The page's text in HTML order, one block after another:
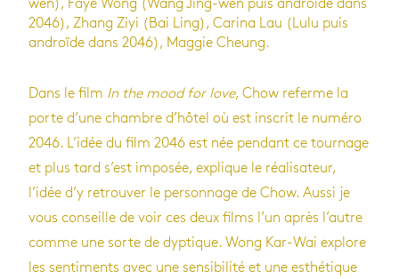
wen), Faye Wong (Wang Jing-wen puis androïde dans
2046), Zhang Ziyi (Bai Ling), Carina Lau (Lulu puis
androïde dans 2046), Maggie Cheung.
Dans le film In the mood for love, Chow referme la
porte d’une chambre d’hôtel où est inscrit le numéro
2046. L’idée du film 2046 est née pendant ce tournage
et plus tard s’est imposée, explique le réalisateur,
l’idée d’y retrouver le personnage de Chow. Aussi je
vous conseille de voir ces deux films l’un après l’autre
comme une sorte de dyptique. Wong Kar-Wai explore
les sentiments avec une sensibilité et une esthétique